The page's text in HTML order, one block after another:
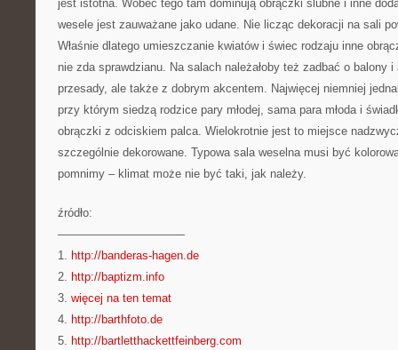
jest istotna. Wobec tego tam dominują obrączki ślubne i inne
wesele jest zauważane jako udane. Nie licząc dekoracji na sali
Właśnie dlatego umieszczanie kwiatów i świec rodzaju inne
nie zda sprawdzianu. Na salach należałoby też zadbać o balony
przesady, ale także z dobrym akcentem. Najwięcej niemniej
przy którym siedzą rodzice pary młodej, sama para młoda i
obrączki z odciskiem palca. Wielokrotnie jest to miejsce
szczególnie dekorowane. Typowa sala weselna musi być
pomnimy – klimat może nie być taki, jak należy.
źródło:
———————————
1. http://banderas-hagen.de
2. http://baptizm.info
3. więcej na ten temat
4. http://barthfoto.de
5. http://bartletthackettfeinberg.com